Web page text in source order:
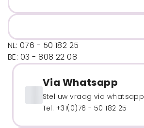
NL: 076 - 50 182 25
BE: 03 - 808 22 08
Via Whatsapp
Stel uw vraag via whatsapp
Tel: +31(0)76 - 50 182 25